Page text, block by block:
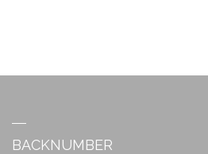
BACKNUMBER